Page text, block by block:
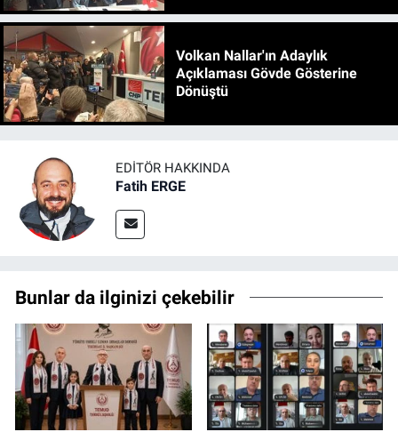
Volkan Nallar'ın Adaylık
Açıklaması Gövde Gösterine
Dönüştü
EDITÖR HAKKINDA
Fatih ERGE
Bunlar da ilginizi çekebilir